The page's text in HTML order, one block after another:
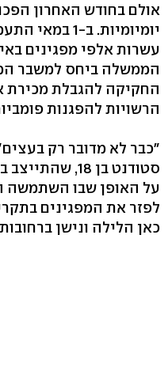
אולם בחודש האחרון
יומיומיות. ב-1 במאי התעמתו השוטרים עם
עשרות אלפי מפגינים
הממשלה ביחס למשבר
החקיקה להגבלת מכירת
הרשויות להפגנות
"כבר לא מדובר רק
סטודנט בן 18,
על האופן שבו השתמשה
לפזר את המפגינים
כאן הלילה ונישן